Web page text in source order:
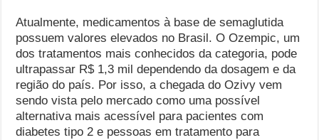
Atualmente, medicamentos à base de semaglutida
possuem valores elevados no Brasil. O Ozempic, um
dos tratamentos mais conhecidos da categoria, pode
ultrapassar R$ 1,3 mil dependendo da dosagem e da
região do país. Por isso, a chegada do Ozivy vem
sendo vista pelo mercado como uma possível
alternativa mais acessível para pacientes com
diabetes tipo 2 e pessoas em tratamento para